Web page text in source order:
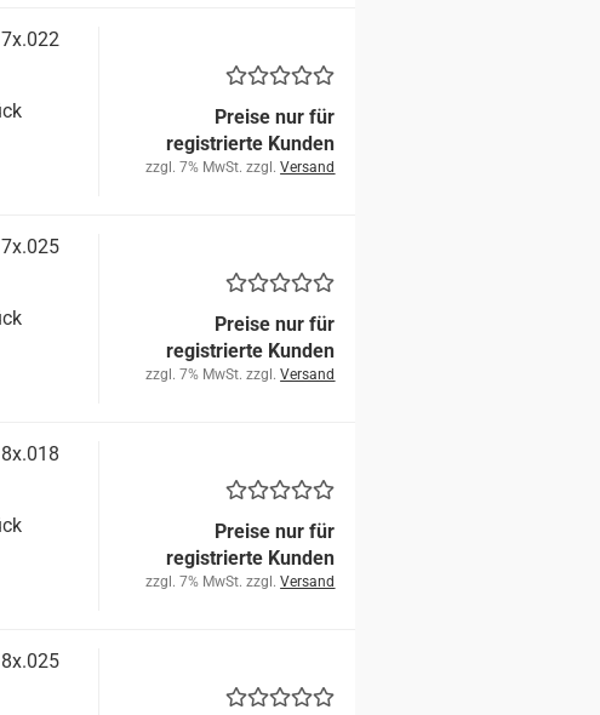
Preise nur für
registrierte Kunden
zzgl. 7% MwSt. zzgl.Versand
Preise nur für
registrierte Kunden
zzgl. 7% MwSt. zzgl.Versand
Preise nur für
registrierte Kunden
zzgl. 7% MwSt. zzgl.Versand